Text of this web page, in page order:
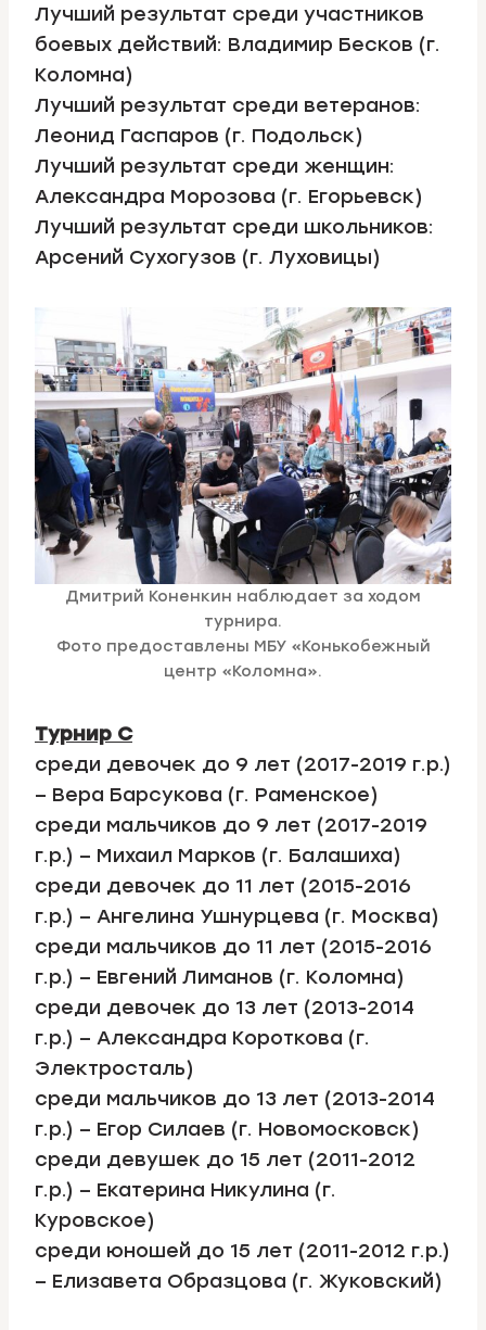
Лучший результат среди участников
боевых действий: Владимир Бесков (г.
Коломна)
Лучший результат среди ветеранов:
Леонид Гаспаров (г. Подольск)
Лучший результат среди женщин:
Александра Морозова (г. Егорьевск)
Лучший результат среди школьников:
Арсений Сухогузов (г. Луховицы)
Дмитрий Коненкин наблюдает за ходом
турнира.
Фото предоставлены МБУ «Конькобежный
центр «Коломна».
Турнир С
среди девочек до 9 лет (2017-2019 г.р.)
– Вера Барсукова (г. Раменское)
среди мальчиков до 9 лет (2017-2019
г.р.) – Михаил Марков (г. Балашиха)
среди девочек до 11 лет (2015-2016
г.р.) – Ангелина Ушнурцева (г. Москва)
среди мальчиков до 11 лет (2015-2016
г.р.) – Евгений Лиманов (г. Коломна)
среди девочек до 13 лет (2013-2014
г.р.) – Александра Короткова (г.
Электросталь)
среди мальчиков до 13 лет (2013-2014
г.р.) – Егор Силаев (г. Новомосковск)
среди девушек до 15 лет (2011-2012
г.р.) – Екатерина Никулина (г.
Куровское)
среди юношей до 15 лет (2011-2012 г.р.)
– Елизавета Образцова (г. Жуковский)